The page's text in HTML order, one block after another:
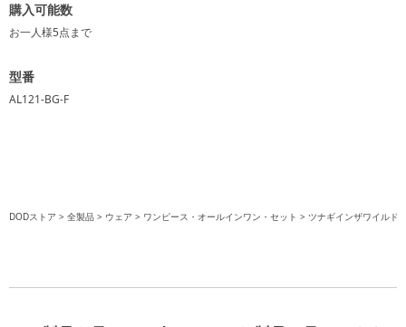
購入可能数
お一人様5点まで
型番
AL121-BG-F
DODストア 全製品 ウェア ワンピース・オールインワン・セット ツナギインザワイルド